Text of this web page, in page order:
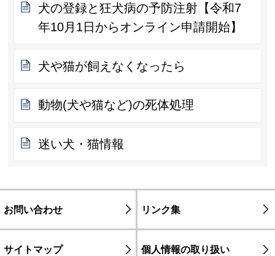
犬の登録と狂犬病の予防注射【令和7
年10月1日からオンライン申請開始】
犬や猫が飼えなくなったら
動物(犬や猫など)の死体処理
迷い犬・猫情報
お問い合わせ リンク集
サイトマップ 個人情報の取り扱い